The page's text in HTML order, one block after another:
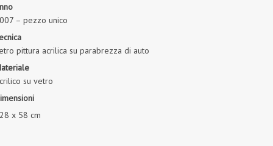
– pezzo unico
pittura acrilica su parabrezza di auto
su vetro
x 58 cm